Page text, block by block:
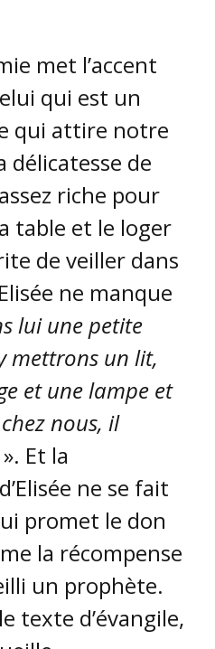
met l’accent
qui est un
qui attire notre
délicatesse de
riche pour
table et le loger
de veiller dans
ne manque
lui une petite
mettrons un lit,
et une lampe et
nous, il
Et la
ne se fait
promet le don
la récompense
un prophète.
texte d’évangile,